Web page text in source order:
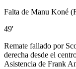
Falta de Manu Koné
49'
Remate fallado por
derecha desde el
Asistencia de Frank